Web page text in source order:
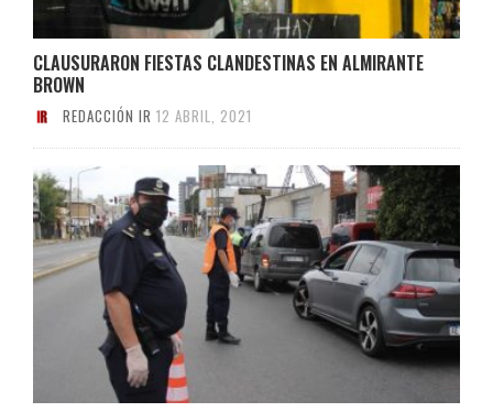
CLAUSURARON FIESTAS CLANDESTINAS EN ALMIRANTE
BROWN
REDACCIÓN IR 12 ABRIL, 2021